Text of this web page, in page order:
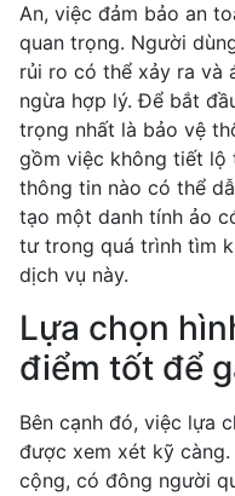
An, việc đảm bảo an
quan trọng. Người
rủi ro có thể xảy ra và
ngừa hợp lý. Để bắt
trọng nhất là bảo vệ
gồm việc không tiết lộ
thông tin nào có thể
tạo một danh tính ảo
tư trong quá trình tìm
dịch vụ này.
Lựa chọn
điểm tốt để
Bên cạnh đó, việc lựa
được xem xét kỹ
cộng, có đông người